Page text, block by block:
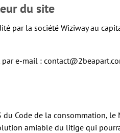
du site
par la société Wiziway au
e-mail :
du Code de la consommation,
amiable du litige qui